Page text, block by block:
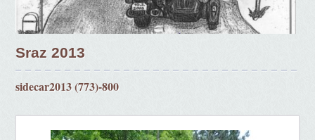
Sraz 2013
sidecar2013 (773)-800